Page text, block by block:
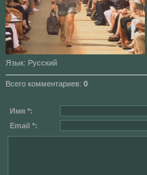
Язык: Русский
Всего комментариев: 0
Имя *:
Email *: